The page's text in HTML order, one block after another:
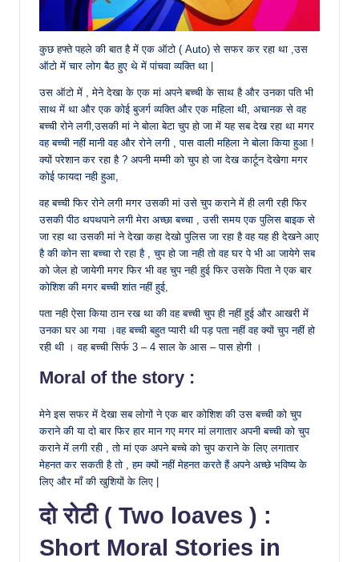
कुछ हफ्ते पहले की बात है में एक ऑटो ( Auto) से सफर कर रहा था ,उस
ऑटो में चार लोग बैठ हुए थे में पांचवा व्यक्ति था |
उस ऑटो में , मेने देखा के एक मां अपने बच्ची के साथ है और उनका पति भी
साथ में था और एक कोई बुजर्ग व्यक्ति और एक महिला थी, अचानक से वह
बच्ची रोने लगी,उसकी मां ने बोला बेटा चुप हो जा में यह सब देख रहा था मगर
वह बच्ची नहीं मानी वह और रोने लगी , पास वाली महिला ने बोला किया हुआ !
क्यों परेशान कर रहा है ? अपनी मम्मी को चुप हो जा देख कार्टून देखेगा मगर
कोई फायदा नही हुआ,
वह बच्ची फिर रोने लगी मगर उसकी मां उसे चुप कराने में ही लगी रही फिर
उसकी पीठ थपथपाने लगी मेरा अच्छा बच्चा , उसी समय एक पुलिस बाइक से
जा रहा था उसकी मां ने देखा कहा देखो पुलिस जा रहा है वह यह ही देखने आए
है की कोन सा बच्चा रो रहा है , चुप हो जा नही तो वह घर पे भी आ जायेगे सब
को जेल हो जायेगी मगर फिर भी वह चुप नही हुई फिर उसके पिता ने एक बार
कोशिश की मगर बच्ची शांत नहीं हुई,
पता नही ऐसा किया ठान रख था की वह बच्ची चुप ही नहीं हुई और आखरी में
उनका घर आ गया ।वह बच्ची बहुत प्यारी थी पड़ पता नहीं वह क्यों चुप नहीं हो
रही थी । वह बच्ची सिर्फ 3 – 4 साल के आस – पास होगी ।
Moral of the story :
मेने इस सफर में देखा सब लोगों ने एक बार कोशिश की उस बच्ची को चुप
कराने की या दो बार फिर हार मान गए मगर मां लगातार अपनी बच्ची को चुप
कराने में लगी रही , तो मां एक अपने बच्चे को चुप कराने के लिए लगातार
मेहनत कर सकती है तो , हम क्यों नहीं मेहनत करते हैं अपने अच्छे भविष्य के
लिए और माँ की खुशियों के लिए |
दो रोटी ( Two loaves ) :
Short Moral Stories in